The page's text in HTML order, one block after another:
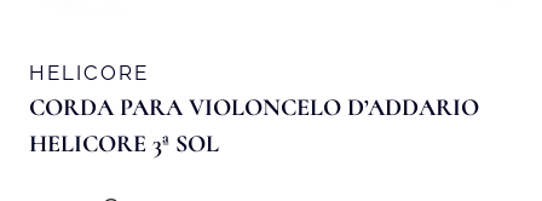
HELICORE
CORDA PARA VIOLONCELO D’ADDARIO
HELICORE 3ª SOL